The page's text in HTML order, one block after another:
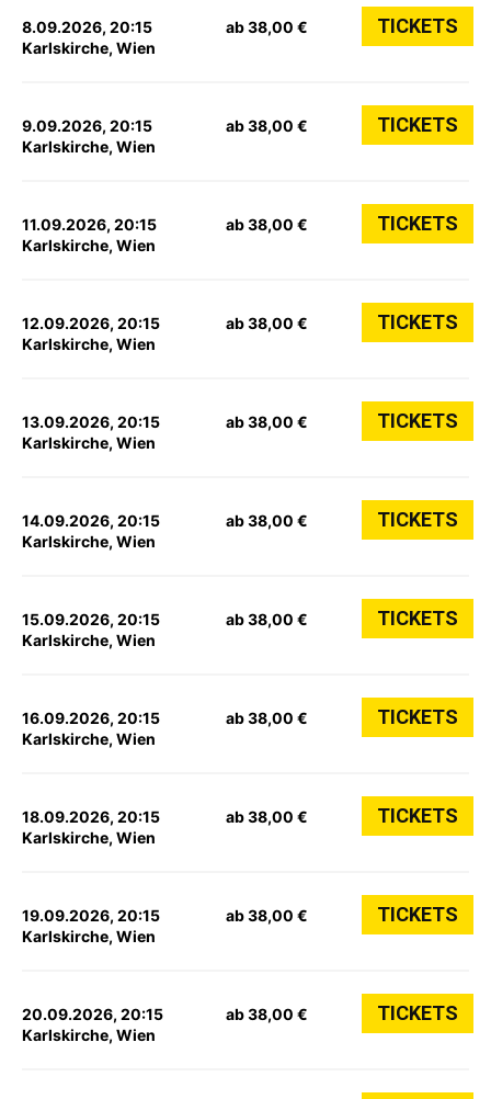
8.09.2026, 20:15
Karlskirche, Wien
ab 38,00 € TICKETS
9.09.2026, 20:15
Karlskirche, Wien
ab 38,00 € TICKETS
11.09.2026, 20:15
Karlskirche, Wien
ab 38,00 € TICKETS
12.09.2026, 20:15
Karlskirche, Wien
ab 38,00 € TICKETS
13.09.2026, 20:15
Karlskirche, Wien
ab 38,00 € TICKETS
14.09.2026, 20:15
Karlskirche, Wien
ab 38,00 € TICKETS
15.09.2026, 20:15
Karlskirche, Wien
ab 38,00 € TICKETS
16.09.2026, 20:15
Karlskirche, Wien
ab 38,00 € TICKETS
18.09.2026, 20:15
Karlskirche, Wien
ab 38,00 € TICKETS
19.09.2026, 20:15
Karlskirche, Wien
ab 38,00 € TICKETS
20.09.2026, 20:15
Karlskirche, Wien
ab 38,00 € TICKETS